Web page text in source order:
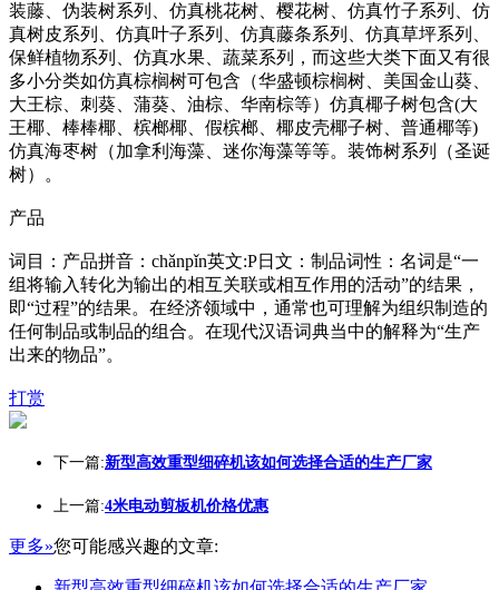
装藤、伪装树系列、仿真桃花树、樱花树、仿真竹子系列、仿
真树皮系列、仿真叶子系列、仿真藤条系列、仿真草坪系列、
保鲜植物系列、仿真水果、蔬菜系列，而这些大类下面又有很
多小分类如仿真棕榈树可包含（华盛顿棕榈树、美国金山葵、
大王棕、刺葵、蒲葵、油棕、华南棕等）仿真椰子树包含(大
王椰、棒棒椰、槟榔椰、假槟榔、椰皮壳椰子树、普通椰等)
仿真海枣树（加拿利海藻、迷你海藻等等。装饰树系列（圣诞
树）。
产品
词目：产品拼音：chǎnpǐn英文:P日文：制品词性：名词是“一
组将输入转化为输出的相互关联或相互作用的活动”的结果，
即“过程”的结果。在经济领域中，通常也可理解为组织制造的
任何制品或制品的组合。在现代汉语词典当中的解释为“生产
出来的物品”。
打赏
下一篇:新型高效重型细碎机该如何选择合适的生产厂家
上一篇:4米电动剪板机价格优惠
更多»您可能感兴趣的文章: